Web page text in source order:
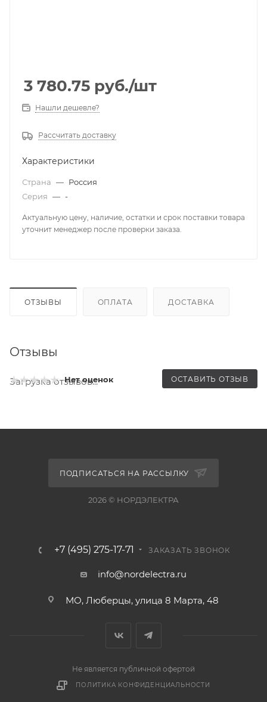
3 780.75 руб./шт
Нашли дешевле?
Рассчитать доставку
Характеристики
Страна — Россия
Серия — -
Актуальную цену, наличие, остатки и срок поставки товара
уточнит менеджер после проверки заказа.
ОТЗЫВЫ ОПЛАТА ДОСТАВКА
Отзывы
Нет оценок ОСТАВИТЬ ОТЗЫВ
Загрузка отзывов...
ПОДПИСАТЬСЯ НА РАССЫЛКУ
2026 © НОРДЭЛЕКТРА
+7 (495) 275-17-71 ЗАКАЗАТЬ ЗВОНОК
info@nordelectra.ru
МО, Люберцы, улица 8 Марта, 48
Не является публичной офертой
ПОЛИТИКА КОНФИДЕНЦИАЛЬНОСТИ